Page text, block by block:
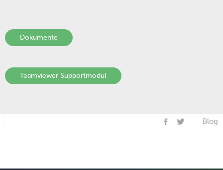
Dokumente
Teamviewer Supportmodul
Blog